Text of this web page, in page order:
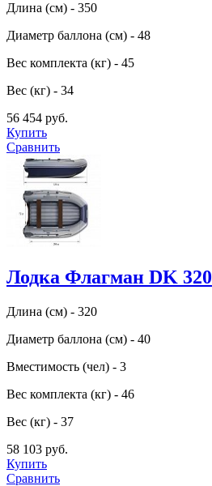
Длина (см) - 350
Диаметр баллона (см) - 48
Вес комплекта (кг) - 45
Вес (кг) - 34
56 454 руб.
Купить
Сравнить
Лодка Флагман DK 320
Длина (см) - 320
Диаметр баллона (см) - 40
Вместимость (чел) - 3
Вес комплекта (кг) - 46
Вес (кг) - 37
58 103 руб.
Купить
Сравнить